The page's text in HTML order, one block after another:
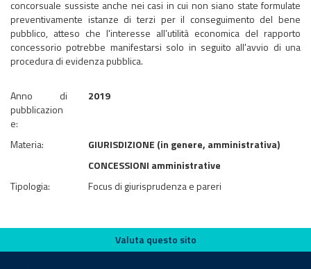
concorsuale sussiste anche nei casi in cui non siano state formulate
preventivamente istanze di terzi per il conseguimento del bene
pubblico, atteso che l'interesse all’utilità economica del rapporto
concessorio potrebbe manifestarsi solo in seguito all'avvio di una
procedura di evidenza pubblica.
Anno di
pubblicazion
e:
2019
Materia:
GIURISDIZIONE (in genere, amministrativa)
CONCESSIONI amministrative
Tipologia:
Focus di giurisprudenza e pareri
Valuta questo sito
Valuta questo sito